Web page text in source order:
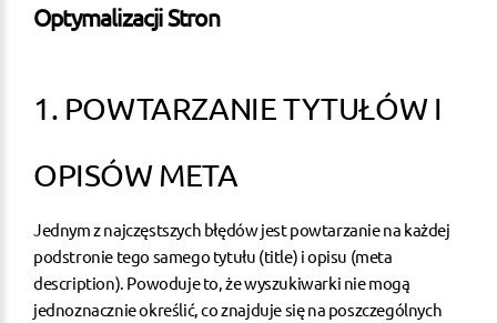
Optymalizacji Stron
1. POWTARZANIE TYTUŁÓW I
OPISÓW META
Jednym z najczęstszych błędów jest powtarzanie na każdej
podstronie tego samego tytułu (title) i opisu (meta
description). Powoduje to, że wyszukiwarki nie mogą
jednoznacznie określić, co znajduje się na poszczególnych